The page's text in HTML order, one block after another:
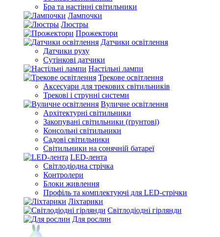
Бра та настінні світильники
Лампочки
Люстры
Прожектори
Датчики освітлення
Датчики руху
Сутінкові датчики
Настільні лампи
Трекове освітлення
Аксесуари для трекових світильників
Трекові і струнні системи
Вуличне освітлення
Архітектурні світильники
Закопувані світильники (ґрунтові)
Консольні світильники
Садові світильники
Світильники на сонячній батареї
LED-лента
Світлодіодна стрічка
Контролери
Блоки живлення
Профіль та комплектуючі для LED-стрічки
Ліхтарики
Світлодіодні гірлянди
Для рослин